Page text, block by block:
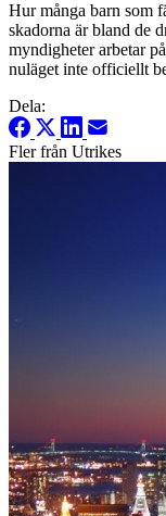
Hur många barn som
skadorna är bland de
myndigheter arbetar
nuläget inte officiellt
Dela:
Fler från Utrikes